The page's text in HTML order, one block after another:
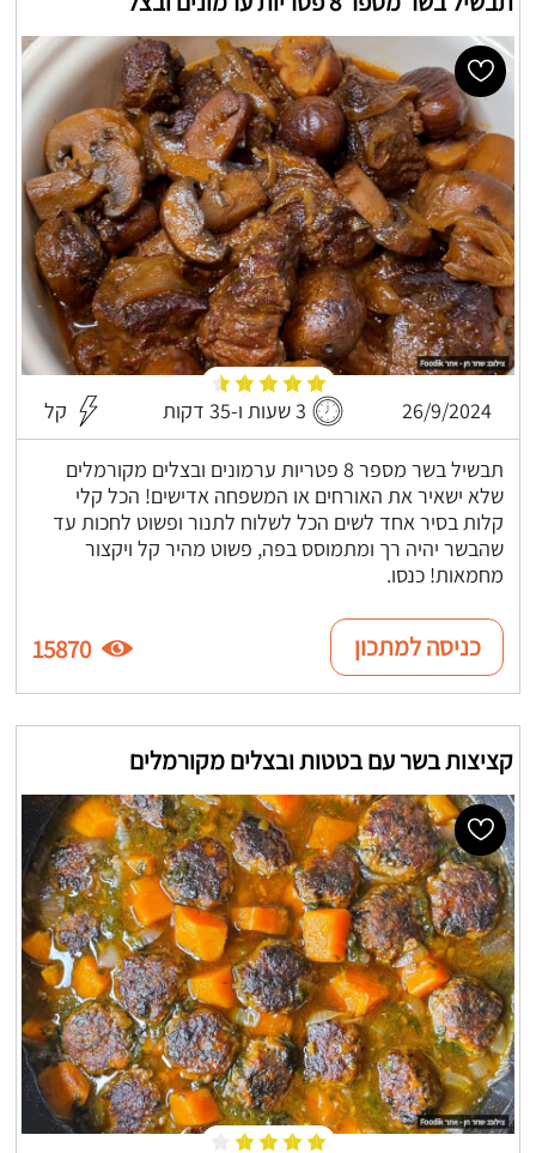
26/9/2024 3 שעות ו-35 דקות קל
תבשיל בשר מספר 8 פטריות ערמונים ובצלים מקורמלים
שלא ישאיר את האורחים או המשפחה אדישים! הכל קלי
קלות בסיר אחד לשים הכל לשלוח לתנור ופשוט לחכות עד
שהבשר יהיה רך ומתמוסס בפה, פשוט מהיר קל ויקצור
מחמאות! כנסו.
כניסה למתכון 15870
קציצות בשר עם בטטות ובצלים מקורמלים